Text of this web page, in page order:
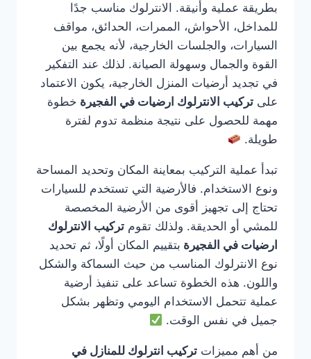
بطريقة عملية وأنيقة. الانترلوك مناسب جدًا
للمداخل، الأحواش، الممرات، الحدائق، مواقف
السيارات، والجلسات الخارجية، لأنه يجمع بين
القوة والجمال وسهولة الصيانة. لذلك عند التفكير
في تجديد أرضيات المنزل الخارجية، يكون الاعتماد
على تركيب الانترلوك ارضيات في الفجيرة خطوة
مهمة للحصول على نتيجة منظمة تدوم لفترة
طويلة.
تبدأ عملية التركيب بمعاينة المكان وتحديد المساحة
ونوع الاستخدام. فالأرضية التي تستخدم للسيارات
تحتاج إلى تجهيز أقوى من الأرضية المخصصة
للمشي أو الحديقة. ولذلك تقوم تركيب الانترلوك
ارضيات في الفجيرة بتقييم المكان أولًا، ثم تحديد
نوع الانترلوك المناسب من حيث السماكة والشكل
واللون. هذه الخطوة تساعد على تنفيذ أرضية
عملية تتحمل الاستخدام اليومي وتظهر بشكل
جميل في نفس الوقت.
من أهم مميزات تركيب انترلوك للمنازل في